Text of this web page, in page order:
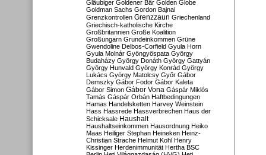
Gläubiger Goldener Bär Golden Globe
Goldman Sachs Gordon Bajnai
Grenzkontrollen Grenzzaun Griechenland
Griechisch-katholische Kirche
Großbritannien Große Koalition
Großungarn Grundeinkommen Grüne
Gwendoline Delbos-Corfield Gyula Horn
Gyula Molnár Gyöngyöspata György
Budaházy György Donáth György Gattyán
György Hunvald György Konrád György
Lukács György Matolcsy Győr Gábor
Demszky Gábor Fodor Gábor Kaleta
Gábor Simon Gábor Vona Gáspár Miklós
Tamás Gáspár Orbán Haftbedingungen
Hamas Handelsketten Harvey Weinstein
Hass Hassrede Hassverbrechen Haus der
Schicksale Haushalt
Haushaltseinkommen Hausordnung Heiko
Maas Heiliger Stephan Heineken Heinz-
Christian Strache Helmut Kohl Henry
Kissinger Herdenimmunität Hertha BSC